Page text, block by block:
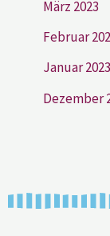
März 2023
Februar
Januar 2023
Dezember